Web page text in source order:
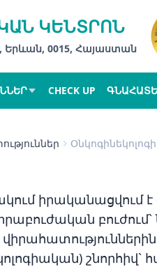
ԿԵՆՏՐՈՆ
Երևան, 0015, Հայաստան
CHECK UP
իրականացվում է